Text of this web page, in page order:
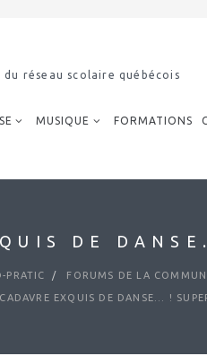
réseau scolaire québécois
MUSIQUE FORMATIONS
DE
PRATIC FORUMS DE LA
CADAVRE EXQUIS DE DANSE... !